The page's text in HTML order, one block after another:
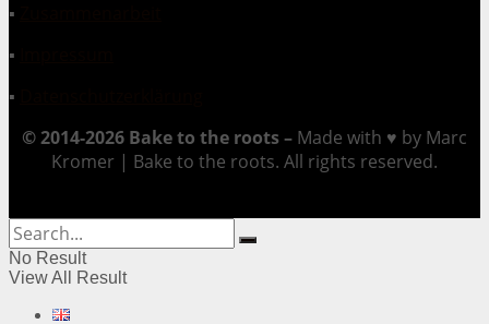
▪
▪
▪
© 2014-2026 Bake to the roots – Made with ♥ by Marc
Kromer | Bake to the roots. All rights reserved.
No Result
View All Result